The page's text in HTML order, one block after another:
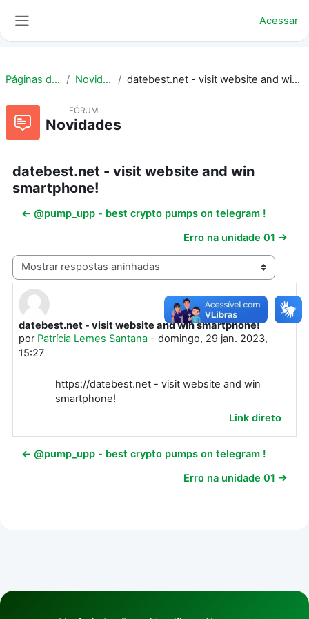
Acessar
Páginas do site Novidades datebest.net - visit website and win smartphone!
FÓRUM
Novidades
datebest.net - visit website and win
smartphone!
← @pump_upp - best crypto pumps on telegram !
Erro na unidade 01 →
Modo de visualização
datebest.net - visit website and win smartphone!
por Patrícia Lemes Santana - domingo, 29 jan. 2023,
15:27
Número de respostas: 0
https://datebest.net - visit website and win
smartphone!
Link direto
← @pump_upp - best crypto pumps on telegram !
Erro na unidade 01 →